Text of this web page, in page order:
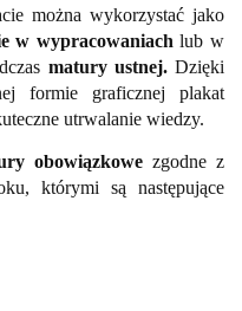
można wykorzystać jako
w wypracowaniachlub w
matury ustnej.Dzięki
formie graficznej plakat
utrwalanie wiedzy.
obowiązkowe zgodne z
którymi są następujące